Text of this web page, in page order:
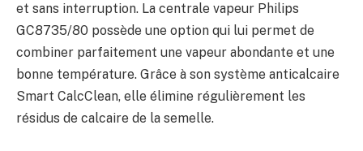
et sans interruption. La centrale vapeur Philips
GC8735/80 possède une option qui lui permet de
combiner parfaitement une vapeur abondante et une
bonne température. Grâce à son système anticalcaire
Smart CalcClean, elle élimine régulièrement les
résidus de calcaire de la semelle.